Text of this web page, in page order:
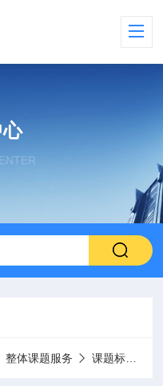
整体课题服务 课题标书设计项目申报